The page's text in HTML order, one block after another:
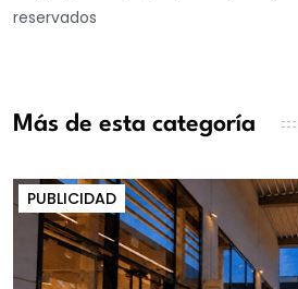
reservados
Más de esta categoría
PUBLICIDAD